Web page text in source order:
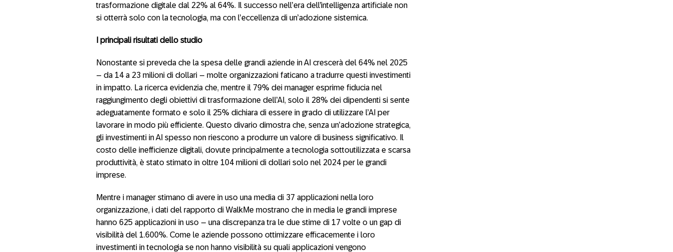
trasformazione digitale dal 22% al 64%. Il successo nell’era dell’intelligenza artificiale non
si otterrà solo con la tecnologia, ma con l’eccellenza di un’adozione sistemica.
I principali risultati dello studio
Nonostante si preveda che la spesa delle grandi aziende in AI crescerà del 64% nel 2025
– da 14 a 23 milioni di dollari – molte organizzazioni faticano a tradurre questi investimenti
in impatto. La ricerca evidenzia che, mentre il 79% dei manager esprime fiducia nel
raggiungimento degli obiettivi di trasformazione dell’AI, solo il 28% dei dipendenti si sente
adeguatamente formato e solo il 25% dichiara di essere in grado di utilizzare l’AI per
lavorare in modo più efficiente. Questo divario dimostra che, senza un’adozione strategica,
gli investimenti in AI spesso non riescono a produrre un valore di business significativo. Il
costo delle inefficienze digitali, dovute principalmente a tecnologia sottoutilizzata e scarsa
produttività, è stato stimato in oltre 104 milioni di dollari solo nel 2024 per le grandi
imprese.
Mentre i manager stimano di avere in uso una media di 37 applicazioni nella loro
organizzazione, i dati del rapporto di WalkMe mostrano che in media le grandi imprese
hanno 625 applicazioni in uso – una discrepanza tra le due stime di 17 volte o un gap di
visibilità del 1.600%. Come le aziende possono ottimizzare efficacemente i loro
investimenti in tecnologia se non hanno visibilità su quali applicazioni vengono